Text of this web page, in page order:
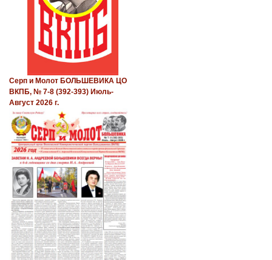
Серп и Молот БОЛЬШЕВИКА ЦО
ВКПБ, № 7-8 (392-393) Июль-
Август 2026 г.